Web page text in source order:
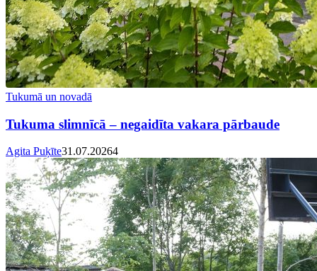
Tukumā un novadā
Tukuma slimnīcā – negaidīta vakara pārbaude
Agita Puķīte31.07.20264